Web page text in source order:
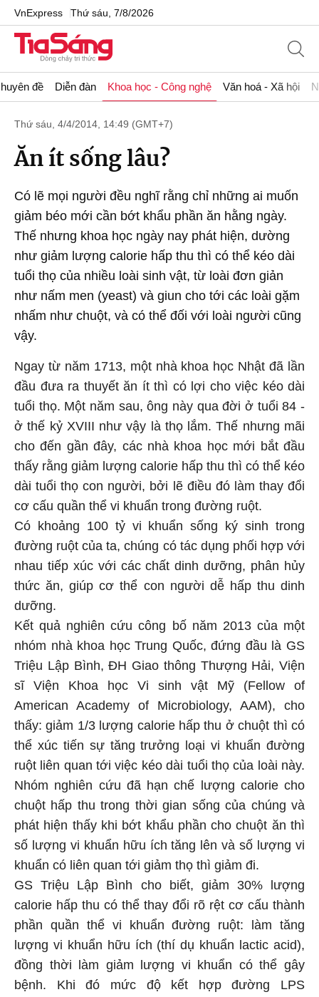
VnExpress Thứ sáu, 7/8/2026
đề Diễn đàn Khoa học - Công nghệ Văn hoá - Xã hội
Thứ sáu, 4/4/2014, 14:49 (GMT+7)
Ăn ít sống lâu?
Có lẽ mọi người đều nghĩ rằng chỉ những ai muốn
giảm béo mới cần bớt khẩu phần ăn hằng ngày.
Thế nhưng khoa học ngày nay phát hiện, dường
như giảm lượng calorie hấp thu thì có thể kéo dài
tuổi thọ của nhiều loài sinh vật, từ loài đơn giản
như nấm men (yeast) và giun cho tới các loài gặm
nhấm như chuột, và có thể đối với loài người cũng
vậy.
Ngay từ năm 1713, một nhà khoa học Nhật đã lần
đầu đưa ra thuyết ăn ít thì có lợi cho việc kéo dài
tuổi thọ. Một năm sau, ông này qua đời ở tuổi 84 -
ở thế kỷ XVIII như vậy là thọ lắm. Thế nhưng mãi
cho đến gần đây, các nhà khoa học mới bắt đầu
thấy rằng giảm lượng calorie hấp thu thì có thể kéo
dài tuổi thọ con người, bởi lẽ điều đó làm thay đổi
cơ cấu quần thể vi khuẩn trong đường ruột.
Có khoảng 100 tỷ vi khuẩn sống ký sinh trong
đường ruột của ta, chúng có tác dụng phối hợp với
nhau tiếp xúc với các chất dinh dưỡng, phân hủy
thức ăn, giúp cơ thể con người dễ hấp thu dinh
dưỡng.
Kết quả nghiên cứu công bố năm 2013 của một
nhóm nhà khoa học Trung Quốc, đứng đầu là GS
Triệu Lập Bình, ĐH Giao thông Thượng Hải, Viện
sĩ Viện Khoa học Vi sinh vật Mỹ (Fellow of
American Academy of Microbiology, AAM), cho
thấy: giảm 1/3 lượng calorie hấp thu ở chuột thì có
thể xúc tiến sự tăng trưởng loại vi khuẩn đường
ruột liên quan tới việc kéo dài tuổi thọ của loài này.
Nhóm nghiên cứu đã hạn chế lượng calorie cho
chuột hấp thu trong thời gian sống của chúng và
phát hiện thấy khi bớt khẩu phần cho chuột ăn thì
số lượng vi khuẩn hữu ích tăng lên và số lượng vi
khuẩn có liên quan tới giảm thọ thì giảm đi.
GS Triệu Lập Bình cho biết, giảm 30% lượng
calorie hấp thu có thể thay đổi rõ rệt cơ cấu thành
phần quần thể vi khuẩn đường ruột: làm tăng
lượng vi khuẩn hữu ích (thí dụ khuẩn lactic acid),
đồng thời làm giảm lượng vi khuẩn có thể gây
bệnh. Khi đó mức độ kết hợp đường LPS